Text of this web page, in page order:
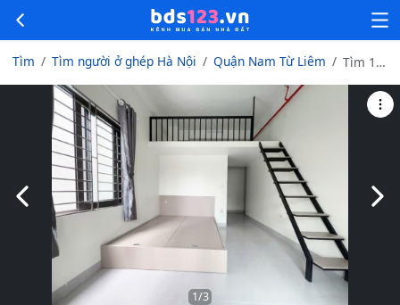
Tìm Tìm người ở ghép Hà Nội Quận Nam Từ Liêm
Tìm 1
ở ghép
(full đồ,
máy,
vskk)
Slide trước
1/3